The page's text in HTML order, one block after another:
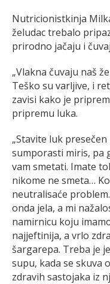
Nutricionistkinja
želudac trebalo
prirodno jačaju i
„Vlakna čuvaju naš
Teško su varljive, i
zavisi kako je
pripremu luka.
„Stavite luk
sumporasti miris, pa
vam smetati. Imate
nikome ne smeta…
neutralisaće
onda jela, a mi
namirnicu koju
najjeftinija, a vrlo
šargarepa. Treba je
supu, kada se skuva
zdravih sastojaka iz